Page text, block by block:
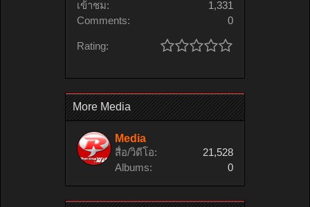
เข้าชม:
1,331
Comments:
0
Rating:
More Media
Media
สื่อ/วิดีโอ:
21,528
Albums:
0